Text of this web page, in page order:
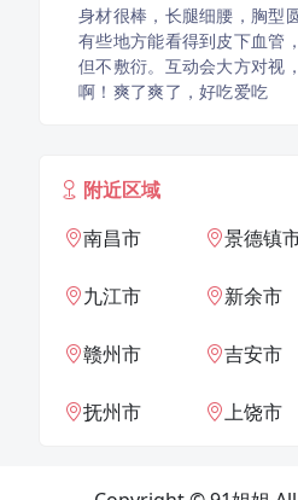
身材很棒，长腿细腰，胸型
有些地方能看得到皮下血管
但不敷衍。互动会大方对视
啊！爽了爽了，好吃爱吃
附近区域
南昌市
景德镇
九江市 新余市
赣州市 吉安市
抚州市 上饶市